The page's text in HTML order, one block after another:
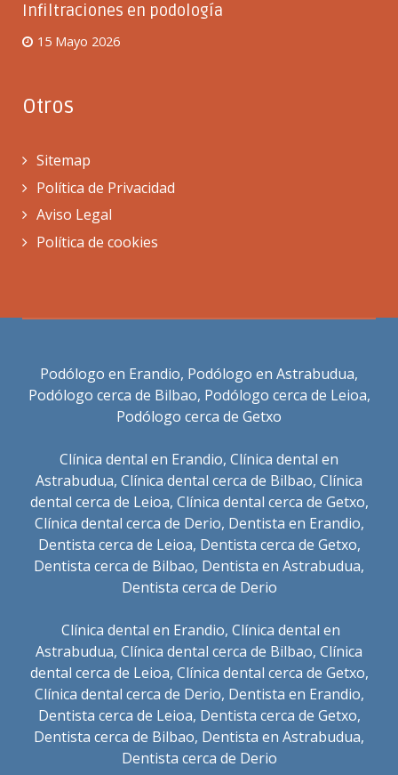
Infiltraciones en podología
15 Mayo 2026
Otros
Sitemap
Política de Privacidad
Aviso Legal
Política de cookies
Podólogo en Erandio, Podólogo en Astrabudua,
Podólogo cerca de Bilbao, Podólogo cerca de Leioa,
Podólogo cerca de Getxo
Clínica dental en Erandio, Clínica dental en
Astrabudua, Clínica dental cerca de Bilbao, Clínica
dental cerca de Leioa, Clínica dental cerca de Getxo,
Clínica dental cerca de Derio, Dentista en Erandio,
Dentista cerca de Leioa, Dentista cerca de Getxo,
Dentista cerca de Bilbao, Dentista en Astrabudua,
Dentista cerca de Derio
Clínica dental en Erandio, Clínica dental en
Astrabudua, Clínica dental cerca de Bilbao, Clínica
dental cerca de Leioa, Clínica dental cerca de Getxo,
Clínica dental cerca de Derio, Dentista en Erandio,
Dentista cerca de Leioa, Dentista cerca de Getxo,
Dentista cerca de Bilbao, Dentista en Astrabudua,
Dentista cerca de Derio